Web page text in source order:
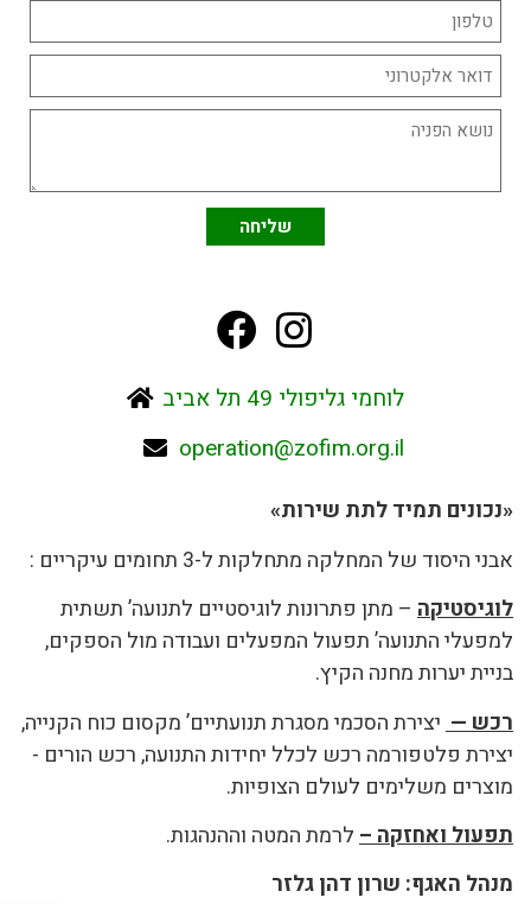
לוחמי גליפולי 49 תל אביב
operation@zofim.org.il
«נכונים תמיד לתת שירות»
אבני היסוד של המחלקה מתחלקות ל-3 תחומים עיקריים :
לוגיסטיקה – מתן פתרונות לוגיסטיים לתנועה’תשתית
למפעלי התנועה’ תפעול המפעלים ועבודה מול הספקים,
בניית יערות מחנה הקיץ.
רכש —יצירת הסכמי מסגרת תנועתיים’ מקסום כוח הקנייה,
יצירת פלטפורמה רכש לכלל יחידות התנועה, רכש הורים -
מוצרים משלימים לעולם הצופיות.
תפעול ואחזקה –לרמת המטה וההנהגות.
מנהל האגף: שרון דהן גלזר